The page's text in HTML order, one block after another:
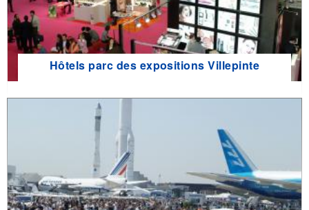
Hôtels parc des expositions Villepinte